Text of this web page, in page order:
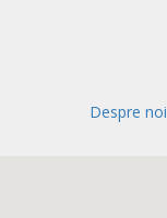
Despre noi